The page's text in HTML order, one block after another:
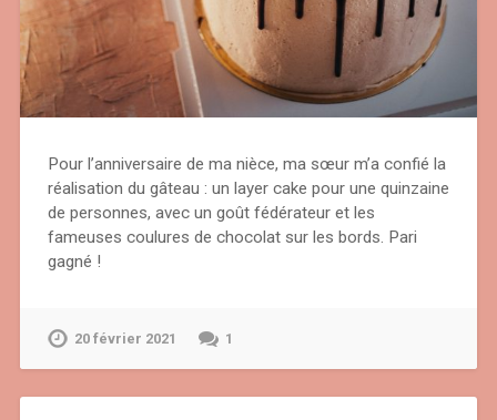
Pour l’anniversaire de ma nièce, ma sœur m’a confié la
réalisation du gâteau : un layer cake pour une quinzaine
de personnes, avec un goût fédérateur et les
fameuses coulures de chocolat sur les bords. Pari
gagné !
20 février 2021 1